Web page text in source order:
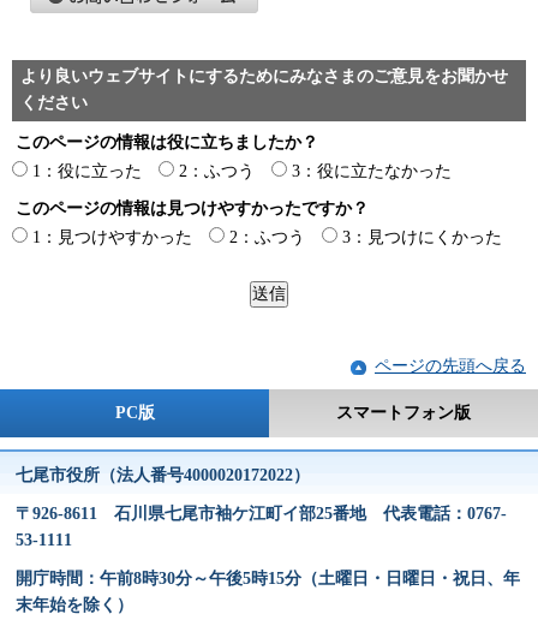
より良いウェブサイトにするためにみなさまのご意見をお聞かせ
ください
このページの情報は役に立ちましたか？
1：役に立った
2：ふつう 3：役に立たなかった
このページの情報は見つけやすかったですか？
1：見つけやすかった
2：ふつう 3：見つけにくかった
ページの先頭へ戻る
PC版 スマートフォン版
七尾市役所（法人番号4000020172022）
〒926-8611 石川県七尾市袖ケ江町イ部25番地 代表電話：0767-
53-1111
開庁時間：午前8時30分～午後5時15分（土曜日・日曜日・祝日、年
末年始を除く）